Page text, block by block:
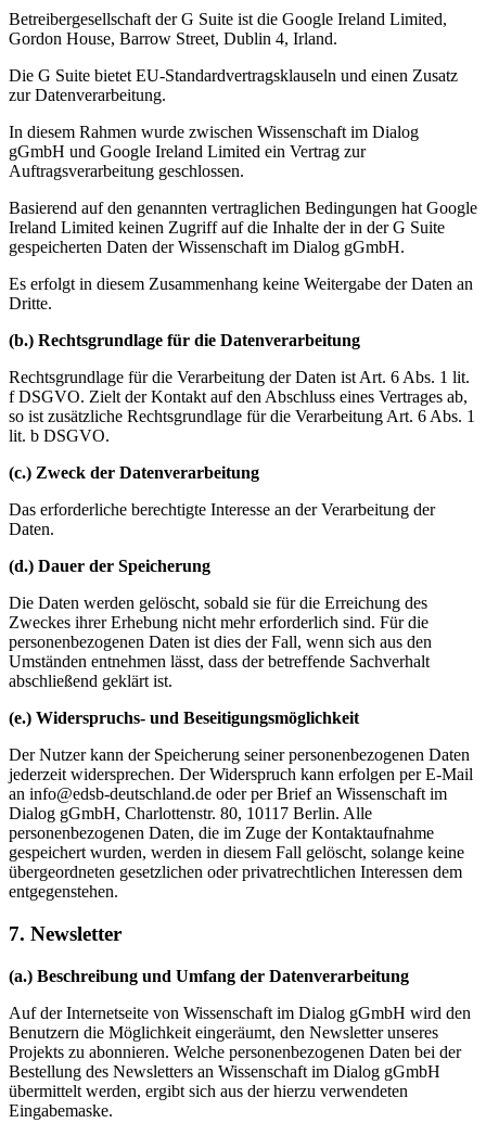
Betreibergesellschaft der G Suite ist die Google Ireland Limited,
Gordon House, Barrow Street, Dublin 4, Irland.
Die G Suite bietet EU-Standardvertragsklauseln und einen Zusatz
zur Datenverarbeitung.
In diesem Rahmen wurde zwischen Wissenschaft im Dialog
gGmbH und Google Ireland Limited ein Vertrag zur
Auftragsverarbeitung geschlossen.
Basierend auf den genannten vertraglichen Bedingungen hat Google
Ireland Limited keinen Zugriff auf die Inhalte der in der G Suite
gespeicherten Daten der Wissenschaft im Dialog gGmbH.
Es erfolgt in diesem Zusammenhang keine Weitergabe der Daten an
Dritte.
(b.) Rechtsgrundlage für die Datenverarbeitung
Rechtsgrundlage für die Verarbeitung der Daten ist Art. 6 Abs. 1 lit.
f DSGVO. Zielt der Kontakt auf den Abschluss eines Vertrages ab,
so ist zusätzliche Rechtsgrundlage für die Verarbeitung Art. 6 Abs. 1
lit. b DSGVO.
(c.) Zweck der Datenverarbeitung
Das erforderliche berechtigte Interesse an der Verarbeitung der
Daten.
(d.) Dauer der Speicherung
Die Daten werden gelöscht, sobald sie für die Erreichung des
Zweckes ihrer Erhebung nicht mehr erforderlich sind. Für die
personenbezogenen Daten ist dies der Fall, wenn sich aus den
Umständen entnehmen lässt, dass der betreffende Sachverhalt
abschließend geklärt ist.
(e.) Widerspruchs- und Beseitigungsmöglichkeit
Der Nutzer kann der Speicherung seiner personenbezogenen Daten
jederzeit widersprechen. Der Widerspruch kann erfolgen per E-Mail
an info@edsb-deutschland.de oder per Brief an Wissenschaft im
Dialog gGmbH, Charlottenstr. 80, 10117 Berlin. Alle
personenbezogenen Daten, die im Zuge der Kontaktaufnahme
gespeichert wurden, werden in diesem Fall gelöscht, solange keine
übergeordneten gesetzlichen oder privatrechtlichen Interessen dem
entgegenstehen.
7. Newsletter
(a.) Beschreibung und Umfang der Datenverarbeitung
Auf der Internetseite von Wissenschaft im Dialog gGmbH wird den
Benutzern die Möglichkeit eingeräumt, den Newsletter unseres
Projekts zu abonnieren. Welche personenbezogenen Daten bei der
Bestellung des Newsletters an Wissenschaft im Dialog gGmbH
übermittelt werden, ergibt sich aus der hierzu verwendeten
Eingabemaske.